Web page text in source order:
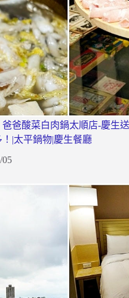
爸酸菜白肉鍋太順店-慶生
|太平鍋物|慶生餐廳
05